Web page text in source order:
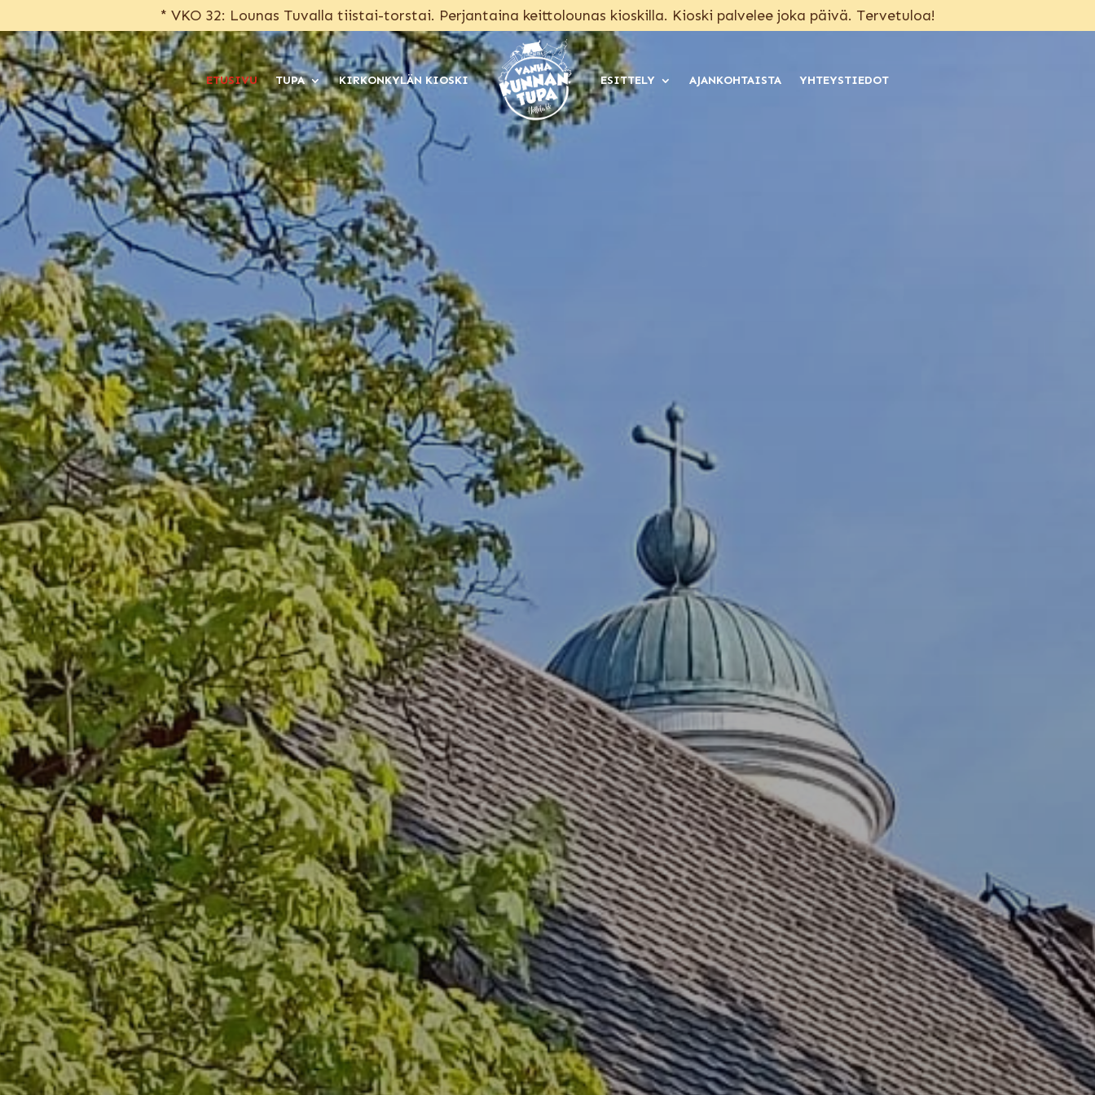
* VKO 32: Lounas Tuvalla tiistai-torstai. Perjantaina keittolounas kioskilla. Kioski palvelee joka päivä. Tervetuloa!
ETUSIVU TUPA KIRKONKYLÄN KIOSKI ESITTELY AJANKOHTAISTA YHTEYSTIEDOT